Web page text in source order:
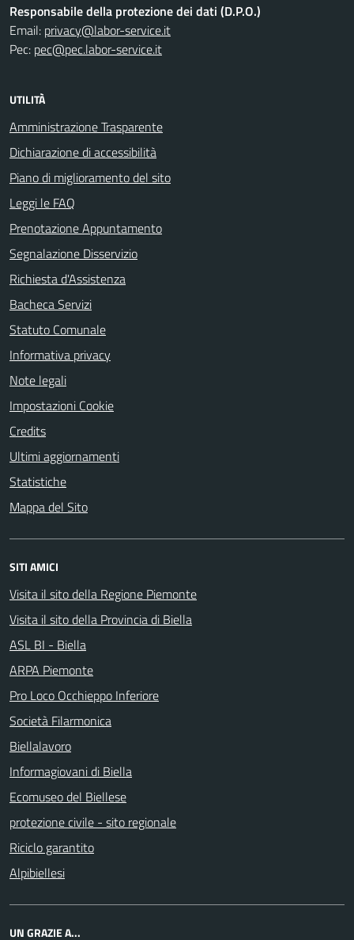
Responsabile della protezione dei dati (D.P.O.)
Email: privacy@labor-service.it
Pec: pec@pec.labor-service.it
UTILITÀ
Amministrazione Trasparente
Dichiarazione di accessibilità
Piano di miglioramento del sito
Leggi le FAQ
Prenotazione Appuntamento
Segnalazione Disservizio
Richiesta d'Assistenza
Bacheca Servizi
Statuto Comunale
Informativa privacy
Note legali
Impostazioni Cookie
Credits
Ultimi aggiornamenti
Statistiche
Mappa del Sito
SITI AMICI
Visita il sito della Regione Piemonte
Visita il sito della Provincia di Biella
ASL BI - Biella
ARPA Piemonte
Pro Loco Occhieppo Inferiore
Società Filarmonica
Biellalavoro
Informagiovani di Biella
Ecomuseo del Biellese
protezione civile - sito regionale
Riciclo garantito
Alpibiellesi
UN GRAZIE A...